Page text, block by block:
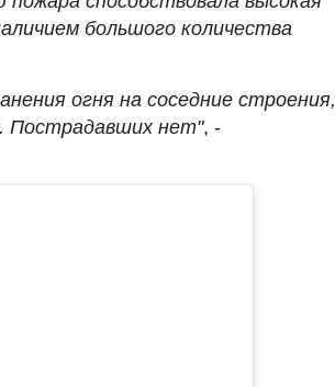
большого количества
огня на соседние строения,
Пострадавших нет", -